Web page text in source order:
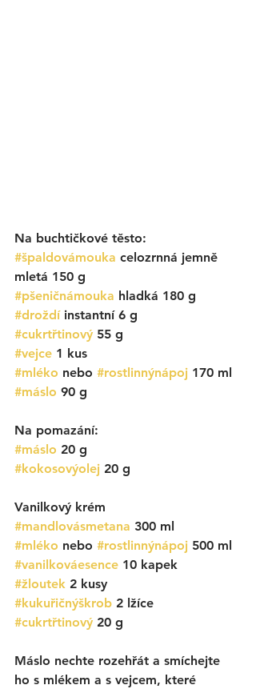
Na buchtičkové těsto:
#špaldovámouka celozrnná jemně
mletá 150 g
#pšeničnámouka hladká 180 g
#droždí instantní 6 g
#cukrtřtinový 55 g
#vejce 1 kus
#mléko nebo #rostlinnýnápoj 170 ml
#máslo 90 g
Na pomazání:
#máslo 20 g
#kokosovýolej 20 g
Vanilkový krém
#mandlovásmetana 300 ml
#mléko nebo #rostlinnýnápoj 500 ml
#vanilkováesence 10 kapek
#žloutek 2 kusy
#kukuřičnýškrob 2 lžíce
#cukrtřtinový 20 g
Máslo nechte rozehřát a smíchejte
ho s mlékem a s vejcem, které